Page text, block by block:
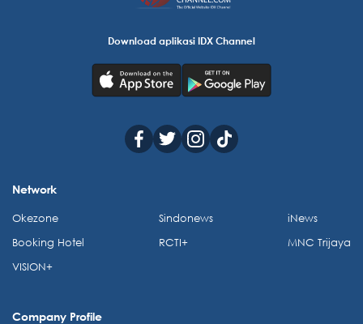
Download aplikasi IDX Channel
Network
Okezone
Booking Hotel
VISION+
Sindonews
RCTI+
iNews
MNC Trijaya
Company Profile